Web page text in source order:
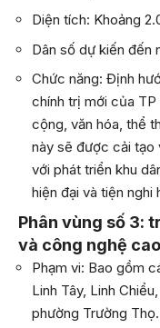
Diện tích: Khoảng
Dân số dự kiến đến
Chức năng: Định
chính trị mới của
cộng, văn hóa, thể
này sẽ được cải tạo
với phát triển khu
hiện đại và tiện nghi
Phân vùng số 3:
và công nghệ cao
Phạm vi: Bao gồm
Linh Tây, Linh
phường Trường Thọ.